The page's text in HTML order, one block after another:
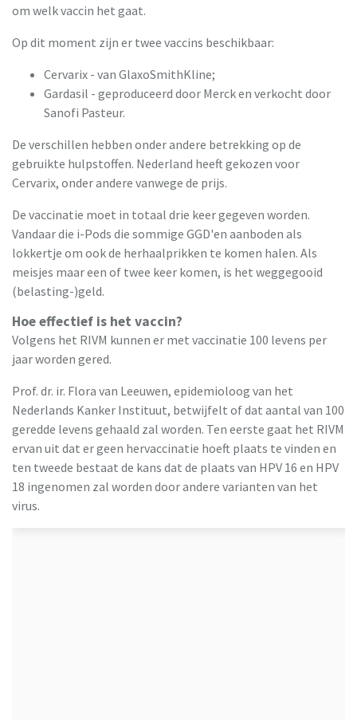
om welk vaccin het gaat.
Op dit moment zijn er twee vaccins beschikbaar:
Cervarix - van GlaxoSmithKline;
Gardasil - geproduceerd door Merck en verkocht door
Sanofi Pasteur.
De verschillen hebben onder andere betrekking op de
gebruikte hulpstoffen. Nederland heeft gekozen voor
Cervarix, onder andere vanwege de prijs.
De vaccinatie moet in totaal drie keer gegeven worden.
Vandaar die i-Pods die sommige GGD'en aanboden als
lokkertje om ook de herhaalprikken te komen halen. Als
meisjes maar een of twee keer komen, is het weggegooid
(belasting-)geld.
Hoe effectief is het vaccin?
Volgens het RIVM kunnen er met vaccinatie 100 levens per
jaar worden gered.
Prof. dr. ir. Flora van Leeuwen, epidemioloog van het
Nederlands Kanker Instituut, betwijfelt of dat aantal van 100
geredde levens gehaald zal worden. Ten eerste gaat het RIVM
ervan uit dat er geen hervaccinatie hoeft plaats te vinden en
ten tweede bestaat de kans dat de plaats van HPV 16 en HPV
18 ingenomen zal worden door andere varianten van het
virus.